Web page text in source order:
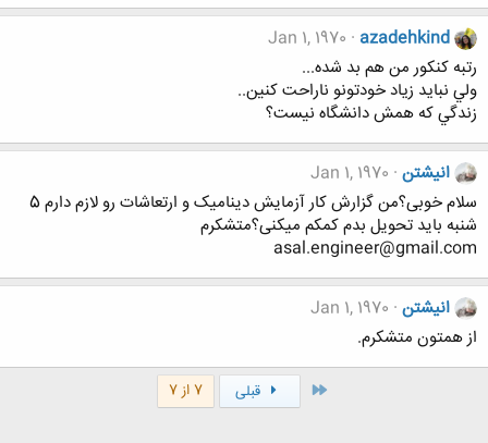
azadehkind
Jan 1, 1970
رتبه كنكور من هم بد شده...
ولي نبايد زياد خودتونو ناراحت كنين..
زندگي كه همش دانشگاه نيست؟
انیشتن Jan 1, 1970
سلام خوبی؟من گزارش کار آزمایش دینامیک و ارتعاشات رو لازم دارم 5
شنبه باید تحویل بدم کمکم میکنی؟متشکرم
asal.engineer@gmail.com
انیشتن Jan 1, 1970
از همتون متشکرم.
اول قبلی 7 از 7